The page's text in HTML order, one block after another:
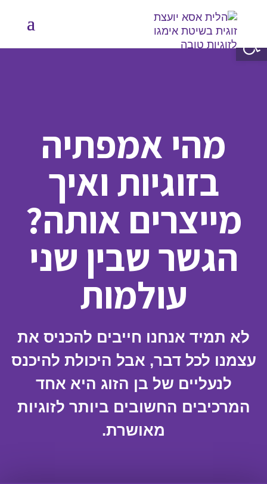
מהי אמפתיה
בזוגיות ואיך
מייצרים אותה?
הגשר שבין שני
עולמות
לא תמיד אנחנו חייבים להכניס את
עצמנו לכל דבר, אבל היכולת להיכנס
לנעליים של בן הזוג היא אחד
המרכיבים החשובים ביותר לזוגיות
מאושרת.
פתח סרגל נגישות